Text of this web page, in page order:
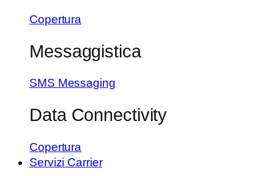
Copertura
Messaggistica
SMS Messaging
Data Connectivity
Copertura
Servizi Carrier